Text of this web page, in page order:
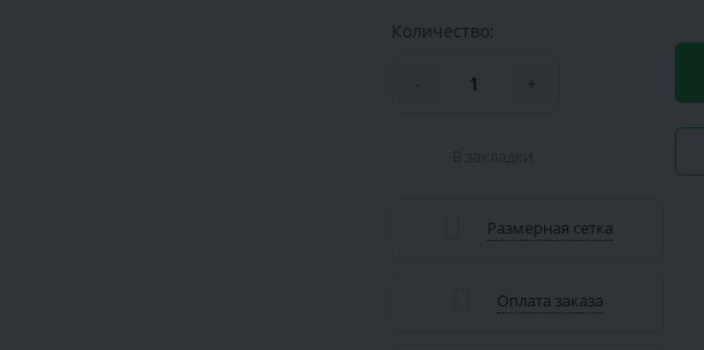
Количество:
- +
Размерная сетка
Оплата заказа